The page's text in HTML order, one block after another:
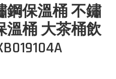
鋼保溫桶 不鏽
溫桶 大茶桶飲